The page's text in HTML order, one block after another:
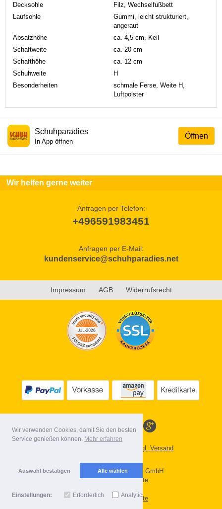
Wir verwenden Cookies, damit Sie den besten
Service genießen können. Mehr erfahren
Auswahl bestätigen Alle wählen
Einstellungen: Erforderlich Analytics
Decksohle
Filz, Wechselfußbett
Laufsohle
Gummi, leicht strukturiert,
angeraut
Absatzhöhe
ca. 4,5 cm, Keil
Schaftweite
ca. 20 cm
Schafthöhe
ca. 12 cm
Schuhweite
H
Besonderheiten
schmale Ferse, Weite H,
Luftpolster
Öffnen
Schuhparadies
In App öffnen
Wir helfen gerne weiter
Anfragen per Telefon:
+496591983451
Anfragen per E-Mail:
kundenservice@schuhparadies.net
Impressum AGB Widerrufsrecht
Alle Preise inkl. MwSt. evtl. zzgl. Versand
Copyright 2026 by Gebr. Röhl GmbH
Mobile Shop by Shopgate
Zur klassischen Webseite